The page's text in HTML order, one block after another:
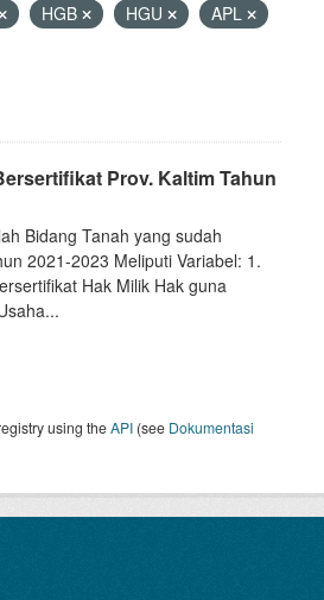
HGB HGU
APL
Prov. Kaltim Tahun
Bidang Tanah yang sudah
2021-2023 Meliputi Variabel: 1.
Hak Milik Hak guna
using theAPI (see Dokumentasi